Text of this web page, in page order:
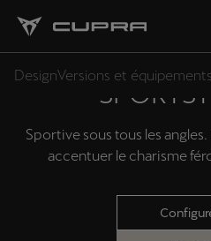
DesignVersions et équipements
DESIGN DE LA
Sportive sous tous les
accentuer le charisme